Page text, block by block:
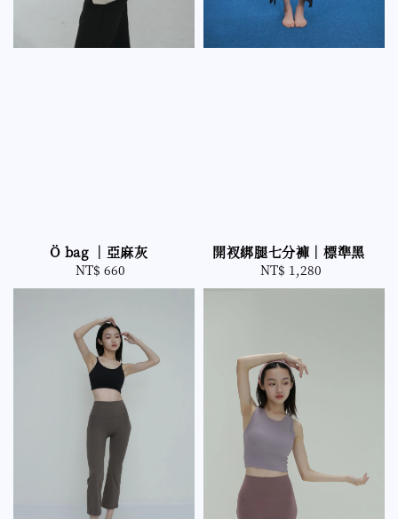
Ö bag ｜亞麻灰
Regular
price
NT$ 660
開衩綁腿七分褲｜標準黑
Regular
price
NT$ 1,280